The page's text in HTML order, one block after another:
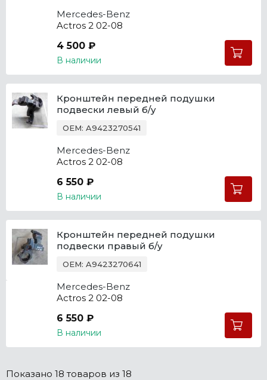
Mercedes-Benz
Actros 2 02-08
4 500 ₽
В наличии
Кронштейн передней подушки
подвески левый б/у
OEM: A9423270541
Mercedes-Benz
Actros 2 02-08
6 550 ₽
В наличии
Кронштейн передней подушки
подвески правый б/у
OEM: A9423270641
Mercedes-Benz
Actros 2 02-08
6 550 ₽
В наличии
Показано 18 товаров из 18